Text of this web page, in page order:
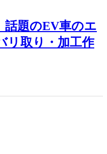
話題のEV車のエ
リ取り・加工作